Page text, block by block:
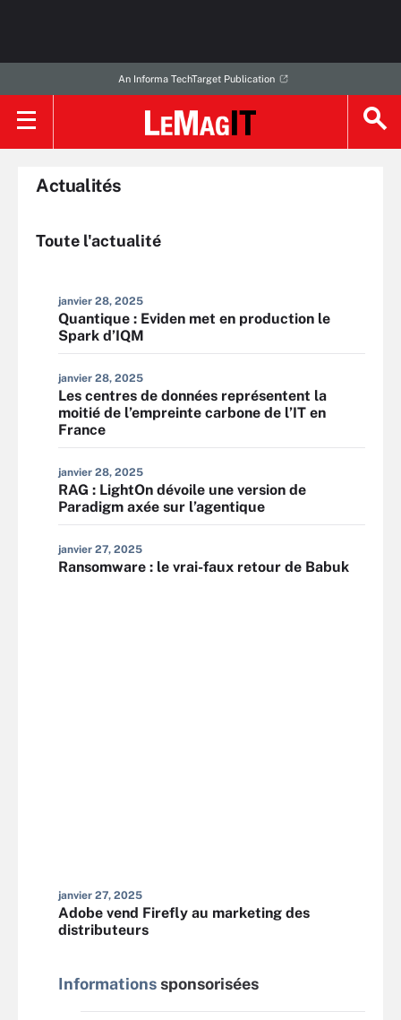
An Informa TechTarget Publication
Actualités
Toute l'actualité
janvier 28, 2025
Quantique : Eviden met en production le
Spark d’IQM
janvier 28, 2025
Les centres de données représentent la
moitié de l’empreinte carbone de l’IT en
France
janvier 28, 2025
RAG : LightOn dévoile une version de
Paradigm axée sur l’agentique
janvier 27, 2025
Ransomware : le vrai-faux retour de Babuk
janvier 27, 2025
Adobe vend Firefly au marketing des
distributeurs
Informationssponsorisées